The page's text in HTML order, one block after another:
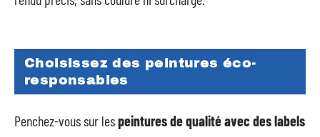
Choisissez des peintures éco-
responsables
Penchez-vous sur lespeintures de qualité avec des labels